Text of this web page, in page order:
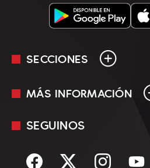
SECCIONES
En Vivo
Sociedad
MÁS INFORMACIÓN
Mediakit
Términos y condiciones
SEGUINOS